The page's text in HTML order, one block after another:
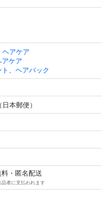
が、メッセージについても
発送
せはください。
行っております。
理解ください。
ご質問下さい。
ヘアケア
アケア
ト、ヘアパック
本郵便）
・匿名配送
者に支払われます